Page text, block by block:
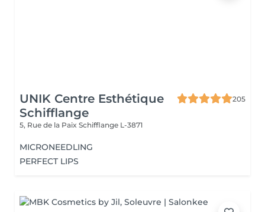
UNIK Centre Esthétique
Schifflange
205
5, Rue de la Paix Schifflange L-3871
MICRONEEDLING
PERFECT LIPS